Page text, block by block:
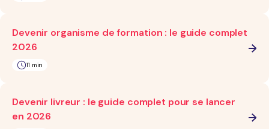
Devenir organisme de formation : le guide complet
2026
11 min
Devenir livreur : le guide complet pour se lancer
en 2026